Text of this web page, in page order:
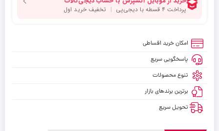
امکان خرید اقساطی
پاسخگویی سریع
تنوع محصولات
برترین برندهای بازار
تحویل سریع